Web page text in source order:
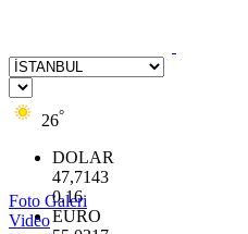
26°
DOLAR
47,7143
0.16
EURO
Foto Galeri
Video